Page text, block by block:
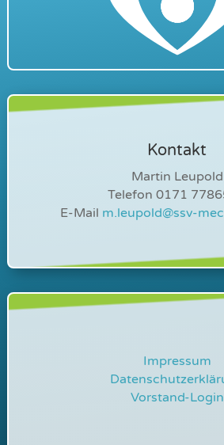
Kontakt
Martin Leupold
Telefon 0171
E-Mail m.leupold@ssv-
Impressum
Vorstand-Login